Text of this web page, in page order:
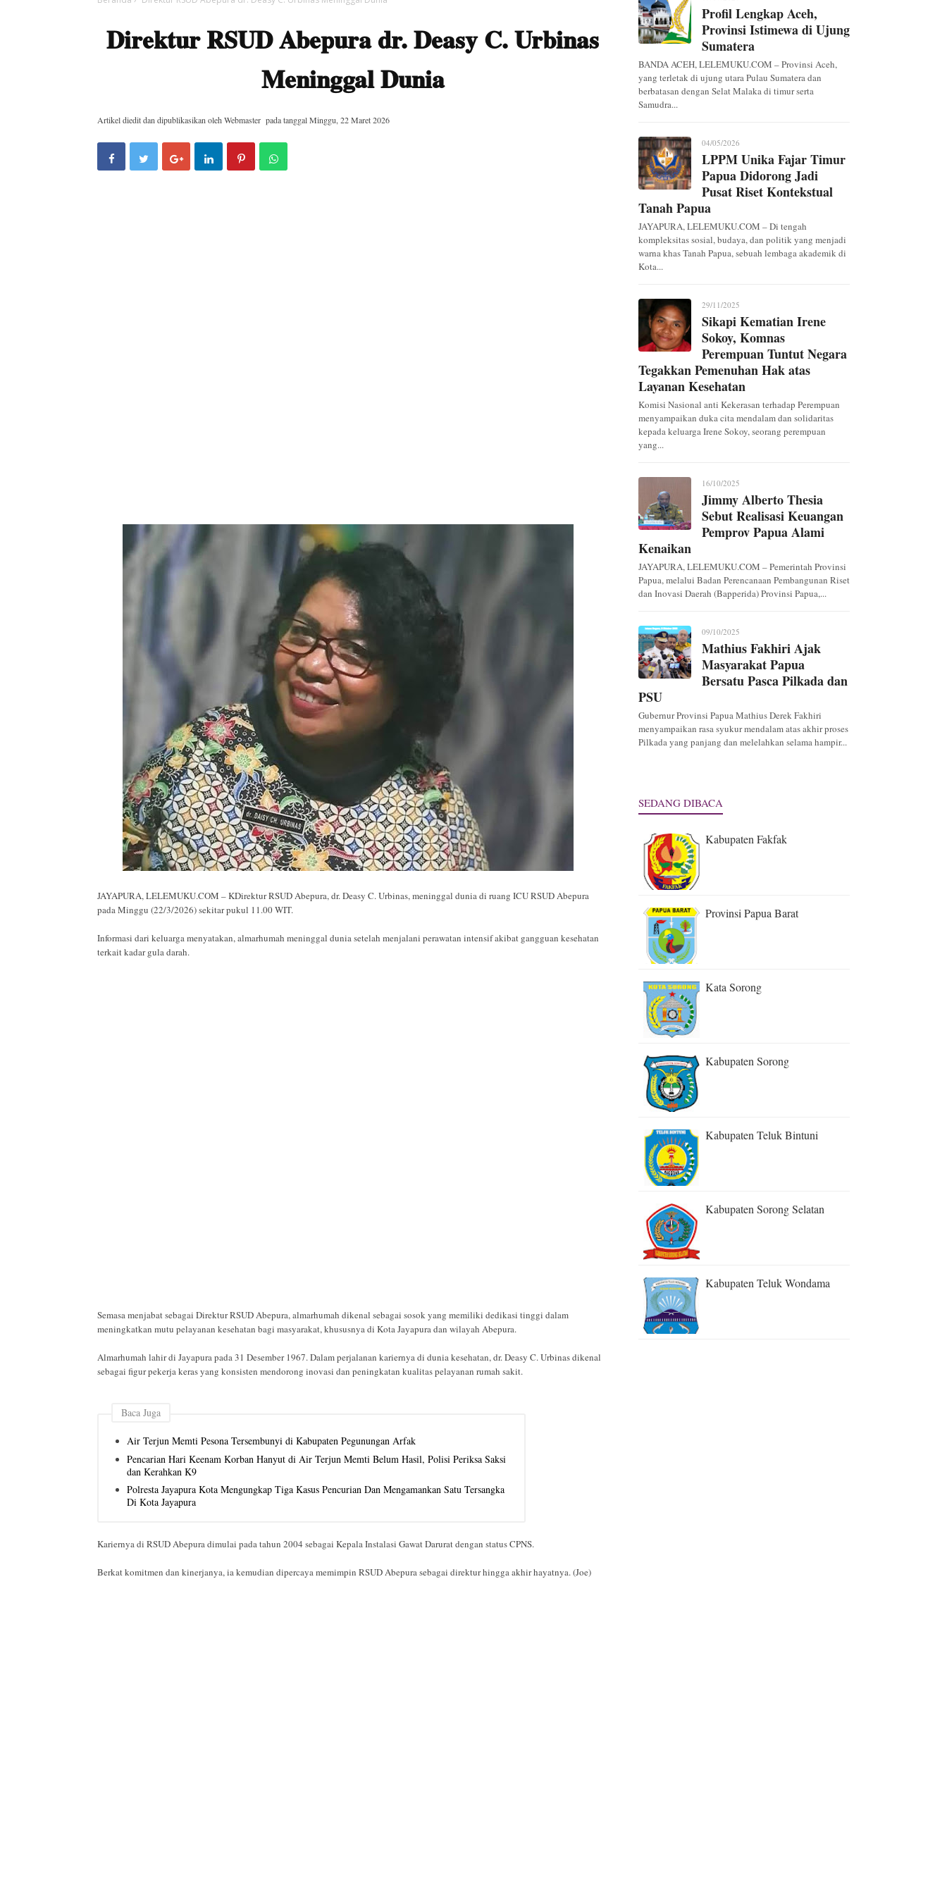
Direktur RSUD Abepura dr. Deasy C. Urbinas
Meninggal Dunia
Artikel diedit dan dipublikasikan oleh Webmaster pada tanggalMinggu, 22 Maret 2026
JAYAPURA, LELEMUKU.COM – KDirektur RSUD Abepura, dr. Deasy C. Urbinas, meninggal dunia di ruang ICU RSUD Abepura
pada Minggu (22/3/2026) sekitar pukul 11.00 WIT.
Informasi dari keluarga menyatakan, almarhumah meninggal dunia setelah menjalani perawatan intensif akibat gangguan kesehatan
terkait kadar gula darah.
Semasa menjabat sebagai Direktur RSUD Abepura, almarhumah dikenal sebagai sosok yang memiliki dedikasi tinggi dalam
meningkatkan mutu pelayanan kesehatan bagi masyarakat, khususnya di Kota Jayapura dan wilayah Abepura.
Almarhumah lahir di Jayapura pada 31 Desember 1967. Dalam perjalanan kariernya di dunia kesehatan, dr. Deasy C. Urbinas dikenal
sebagai figur pekerja keras yang konsisten mendorong inovasi dan peningkatan kualitas pelayanan rumah sakit.
Baca Juga
Air Terjun Memti Pesona Tersembunyi di Kabupaten Pegunungan Arfak
Pencarian Hari Keenam Korban Hanyut di Air Terjun Memti Belum Hasil, Polisi Periksa Saksi
dan Kerahkan K9
Polresta Jayapura Kota Mengungkap Tiga Kasus Pencurian Dan Mengamankan Satu Tersangka
Di Kota Jayapura
Kariernya di RSUD Abepura dimulai pada tahun 2004 sebagai Kepala Instalasi Gawat Darurat dengan status CPNS.
Berkat komitmen dan kinerjanya, ia kemudian dipercaya memimpin RSUD Abepura sebagai direktur hingga akhir hayatnya. (Joe)
Profil Lengkap Aceh,
Provinsi Istimewa di Ujung
Sumatera
BANDA ACEH, LELEMUKU.COM – Provinsi Aceh,
yang terletak di ujung utara Pulau Sumatera dan
berbatasan dengan Selat Malaka di timur serta
Samudra...
04/05/2026
LPPM Unika Fajar Timur
Papua Didorong Jadi
Pusat Riset Kontekstual
Tanah Papua
JAYAPURA, LELEMUKU.COM – Di tengah
kompleksitas sosial, budaya, dan politik yang menjadi
warna khas Tanah Papua, sebuah lembaga akademik di
Kota...
29/11/2025
Sikapi Kematian Irene
Sokoy, Komnas
Perempuan Tuntut Negara
Tegakkan Pemenuhan Hak atas
Layanan Kesehatan
Komisi Nasional anti Kekerasan terhadap Perempuan
menyampaikan duka cita mendalam dan solidaritas
kepada keluarga Irene Sokoy, seorang perempuan
yang...
16/10/2025
Jimmy Alberto Thesia
Sebut Realisasi Keuangan
Pemprov Papua Alami
Kenaikan
JAYAPURA, LELEMUKU.COM – Pemerintah Provinsi
Papua, melalui Badan Perencanaan Pembangunan Riset
dan Inovasi Daerah (Bapperida) Provinsi Papua,...
09/10/2025
Mathius Fakhiri Ajak
Masyarakat Papua
Bersatu Pasca Pilkada dan
PSU
Gubernur Provinsi Papua Mathius Derek Fakhiri
menyampaikan rasa syukur mendalam atas akhir proses
Pilkada yang panjang dan melelahkan selama hampir...
SEDANG DIBACA
Kabupaten Fakfak
Provinsi Papua Barat
Kata Sorong
Kabupaten Sorong
Kabupaten Teluk Bintuni
Kabupaten Sorong Selatan
Kabupaten Teluk Wondama